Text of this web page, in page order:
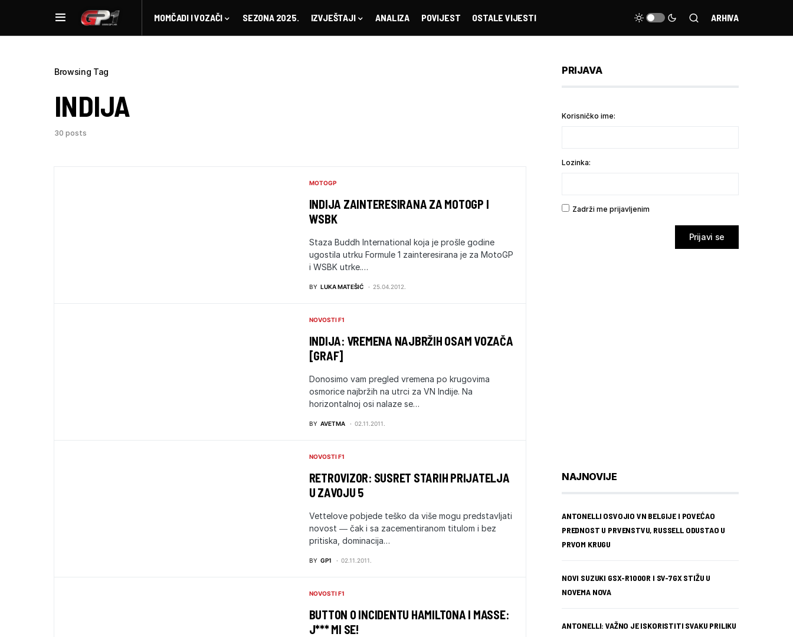
MOMČADI I VOZAČI SEZONA 2025. IZVJEŠTAJI ANALIZA POVIJEST OSTALE VIJESTI ARHIVA
Browsing Tag
INDIJA
30 posts
MOTOGP
INDIJA ZAINTERESIRANA ZA MOTOGP I
WSBK
Staza Buddh International koja je prošle godine
ugostila utrku Formule 1 zainteresirana je za MotoGP
i WSBK utrke.…
BY LUKA MATEŠIĆ 25.04.2012.
NOVOSTI F1
INDIJA: VREMENA NAJBRŽIH OSAM VOZAČA
[GRAF]
Donosimo vam pregled vremena po krugovima
osmorice najbržih na utrci za VN Indije. Na
horizontalnoj osi nalaze se…
BY AVETMA 02.11.2011.
NOVOSTI F1
RETROVIZOR: SUSRET STARIH PRIJATELJA
U ZAVOJU 5
Vettelove pobjede teško da više mogu predstavljati
novost ― čak i sa zacementiranom titulom i bez
pritiska, dominacija…
BY GP1 02.11.2011.
NOVOSTI F1
BUTTON O INCIDENTU HAMILTONA I MASSE:
J*** MI SE!
PRIJAVA
Korisničko ime:
Lozinka:
Zadrži me prijavljenim
Prijavi se
NAJNOVIJE
ANTONELLI OSVOJIO VN BELGIJE I POVEĆAO
PREDNOST U PRVENSTVU, RUSSELL ODUSTAO U
PRVOM KRUGU
NOVI SUZUKI GSX-R1000R I SV-7GX STIŽU U
NOVEMA NOVA
ANTONELLI: VAŽNO JE ISKORISTITI SVAKU PRILIKU